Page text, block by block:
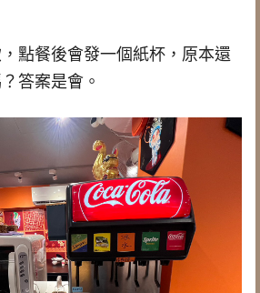
點餐後會發一個紙杯，原本還
答案是會。